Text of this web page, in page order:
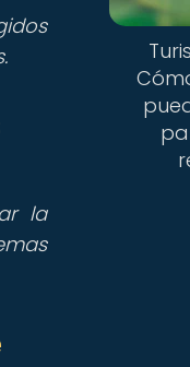
la